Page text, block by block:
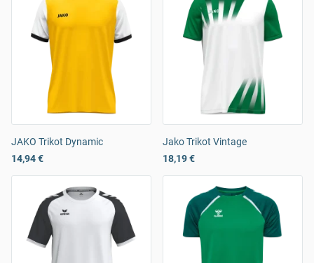
JAKO Trikot Dynamic
14,94 €
Jako Trikot Vintage
18,19 €